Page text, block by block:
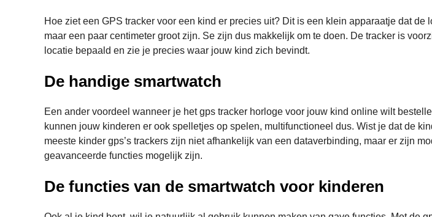
Hoe ziet een GPS tracker voor een kind er precies uit? Dit is een klein apparaatje dat
maar een paar centimeter groot zijn. Se zijn dus makkelijk om te doen. De tracker is
locatie bepaald en zie je precies waar jouw kind zich bevindt.
De handige smartwatch
Een ander voordeel wanneer je het gps tracker horloge voor jouw kind online wilt
kunnen jouw kinderen er ook spelletjes op spelen, multifunctioneel dus. Wist je dat de
meeste kinder gps’s trackers zijn niet afhankelijk van een dataverbinding, maar er zijn
geavanceerde functies mogelijk zijn.
De functies van de smartwatch voor kinderen